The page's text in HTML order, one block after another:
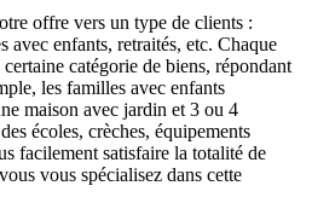
offre vers un type de clients :
avec enfants, retraités, etc. Chaque
catégorie de biens, répondant
les familles avec enfants
maison avec jardin et 3 ou 4
écoles, crèches, équipements
facilement satisfaire la totalité de
vous spécialisez dans cette